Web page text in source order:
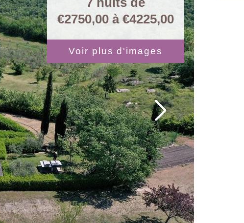
€2750,00 à €4225,00
Voir plus d'images